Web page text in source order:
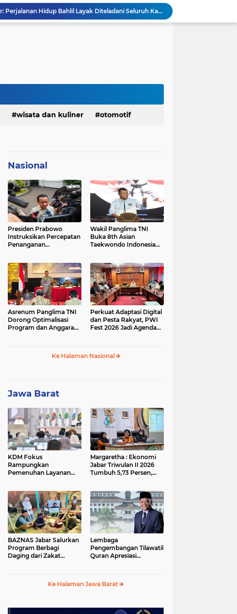
KDM Fokus Rampungkan Pemenuhan Layanan Dasar dan Konektivitas Wilayah pada 2027
Menaker: ASN Kemnaker Harus Hadirkan Dampak Nyata bagi Masyarakat
Bangkitkan Merek Legendaris Semen Kujang, SIG Bidik Penguatan Dominasi Pasar Jawa Barat
wisata dan kuliner otomotif
Nasional
Presiden Prabowo
Instruksikan Percepatan
Penanganan
BBM
Wakil Panglima TNI
Buka 8th Asian
Taekwondo Indonesia
Asrenum Panglima TNI
Dorong Optimalisasi
Program dan Anggaran
Perkuat Adaptasi Digital
dan Pesta Rakyat, PWI
Fest 2026 Jadi Agenda
Ke Halaman Nasional
Jawa Barat
KDM Fokus
Rampungkan
Pemenuhan Layanan
Margaretha : Ekonomi
Jabar Triwulan II 2026
Tumbuh 5,73 Persen,
BAZNAS Jabar Salurkan
Program Berbagi
Daging dari Zakat
Lembaga
Pengembangan Tilawatil
Quran Apresiasi
Ke Halaman Jawa Barat